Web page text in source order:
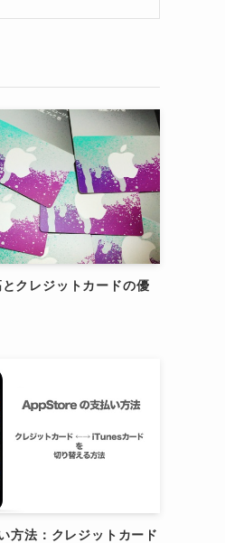
クレジットカードの優
方法：クレジットカード